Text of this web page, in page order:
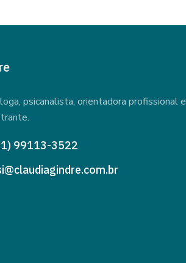
psicanalista, orientadora profissional e
99113-3522